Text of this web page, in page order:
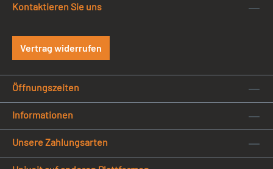
Kontaktieren Sie uns
Vertrag widerrufen
Öffnungszeiten
Informationen
Unsere Zahlungsarten